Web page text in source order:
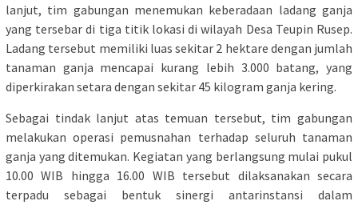
lanjut, tim gabungan menemukan keberadaan ladang ganja
yang tersebar di tiga titik lokasi di wilayah Desa Teupin Rusep.
Ladang tersebut memiliki luas sekitar 2 hektare dengan jumlah
tanaman ganja mencapai kurang lebih 3.000 batang, yang
diperkirakan setara dengan sekitar 45 kilogram ganja kering.
Sebagai tindak lanjut atas temuan tersebut, tim gabungan
melakukan operasi pemusnahan terhadap seluruh tanaman
ganja yang ditemukan. Kegiatan yang berlangsung mulai pukul
10.00 WIB hingga 16.00 WIB tersebut dilaksanakan secara
terpadu sebagai bentuk sinergi antarinstansi dalam